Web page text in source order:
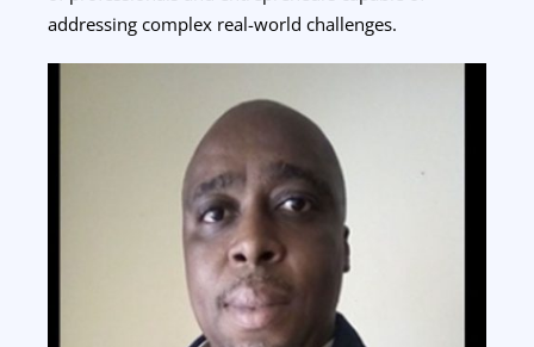
addressing complex real-world challenges.